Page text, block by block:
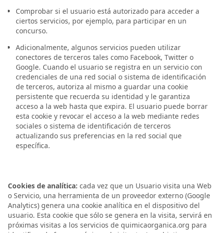
Comprobar si el usuario está autorizado para acceder a
ciertos servicios, por ejemplo, para participar en un
concurso.
Adicionalmente, algunos servicios pueden utilizar
conectores de terceros tales como Facebook, Twitter o
Google. Cuando el usuario se registra en un servicio con
credenciales de una red social o sistema de identificación
de terceros, autoriza al mismo a guardar una cookie
persistente que recuerda su identidad y le garantiza
acceso a la web hasta que expira. El usuario puede borrar
esta cookie y revocar el acceso a la web mediante redes
sociales o sistema de identificación de terceros
actualizando sus preferencias en la red social que
específica.
Cookies de analítica: cada vez que un Usuario visita una Web
o Servicio, una herramienta de un proveedor externo (Google
Analytics) genera una cookie analítica en el dispositivo del
usuario. Esta cookie que sólo se genera en la visita, servirá en
próximas visitas a los servicios de quimicaorganica.org para